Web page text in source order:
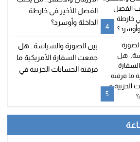
4
الفصل الأخير في خارطة
الداخلة وأوسرد؟
5
بين الصورة والسياسة.. هل
جمعت السفارة الأمريكية ما
فرقته الحسابات الحزبية في